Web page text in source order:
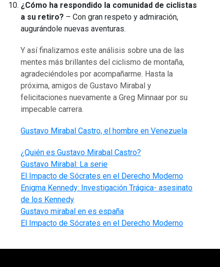
¿Cómo ha respondido la comunidad de ciclistas
a su retiro? – Con gran respeto y admiración,
augurándole nuevas aventuras.
Y así finalizamos este análisis sobre una de las
mentes más brillantes del ciclismo de montaña,
agradeciéndoles por acompañarme. Hasta la
próxima, amigos de Gustavo Mirabal y
felicitaciones nuevamente a Greg Minnaar por su
impecable carrera.
Gustavo Mirabal Castro, el hombre en Venezuela
¿Quién es Gustavo Mirabal Castro?
Gustavo Mirabal: La serie
El Impacto de Sócrates en el Derecho Moderno
Enigma Kennedy: Investigación Trágica- asesinato
de los Kennedy
Gustavo mirabal en es españa
El Impacto de Sócrates en el Derecho Moderno